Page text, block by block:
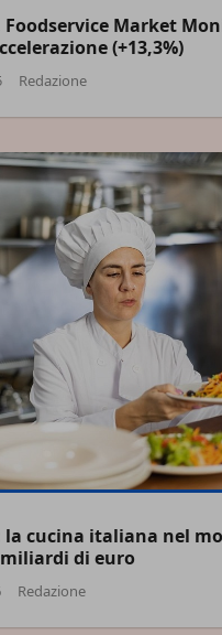
Market
(+13,3%)
Redazione
la cucina italiana nel
miliardi di euro
Redazione